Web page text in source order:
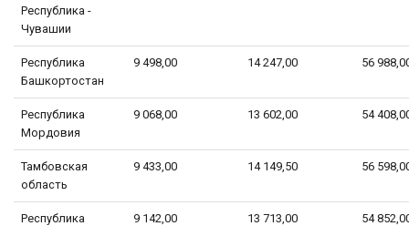
Республика -
Чувашии
Республика
Башкортостан
9 498,00 14 247,00 56
Республика
Мордовия
9 068,00 13 602,00 54
Тамбовская
область
9 433,00 14 149,50 56
Республика
9 142,00 13 713,00 54